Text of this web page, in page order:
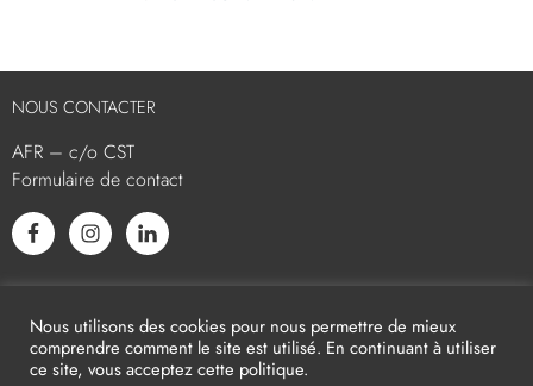
NOUS CONTACTER
AFR – c/o CST
Formulaire de contact
Nous utilisons des cookies pour nous permettre de mieux
comprendre comment le site est utilisé. En continuant à utiliser
ce site, vous acceptez cette politique.